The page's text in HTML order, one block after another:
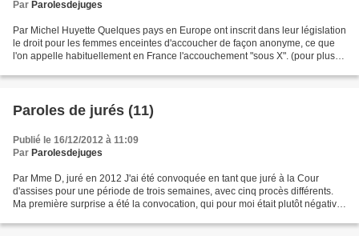
Par Parolesdejuges
Par Michel Huyette Quelques pays en Europe ont inscrit dans leur législation
le droit pour les femmes enceintes d'accoucher de façon anonyme, ce que
l'on appelle habituellement en France l'accouchement "sous X". (pour plus
Paroles de jurés (11)
Publié le 16/12/2012 à 11:09
Par Parolesdejuges
Par Mme D, juré en 2012 J'ai été convoquée en tant que juré à la Cour
d'assises pour une période de trois semaines, avec cinq procès différents.
Ma première surprise a été la convocation, qui pour moi était plutôt négative.